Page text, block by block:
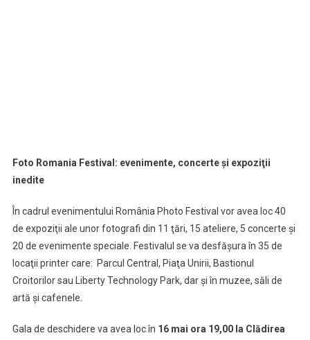
Foto Romania Festival: evenimente, concerte şi expoziţii
inedite
În cadrul evenimentului România Photo Festival vor avea loc 40
de expoziţii ale unor fotografi din 11 ţări, 15 ateliere, 5 concerte şi
20 de evenimente speciale. Festivalul se va desfăşura în 35 de
locaţii printer care: Parcul Central, Piaţa Unirii, Bastionul
Croitorilor sau Liberty Technology Park, dar şi în muzee, săli de
artă şi cafenele.
Gala de deschidere va avea loc în 16 mai ora 19,00 la Clădirea